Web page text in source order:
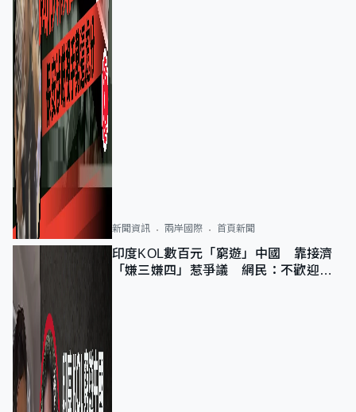
新聞資訊 兩岸國際 首頁新聞
印度KOL數百元「窮遊」中國 靠接濟
「嫌三嫌四」惹爭議 網民：不歡迎劣